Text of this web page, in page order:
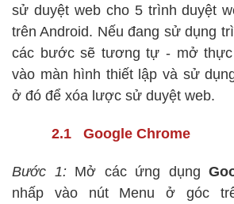
sử duyệt web cho 5 trình duyệt
trên Android. Nếu đang sử dụng
các bước sẽ tương tự - mở
vào màn hình thiết lập và sử
ở đó để xóa lược sử duyệt web.
2.1 Google Chrome
Bước 1: Mở các ứng dụng
nhấp vào nút Menu ở góc